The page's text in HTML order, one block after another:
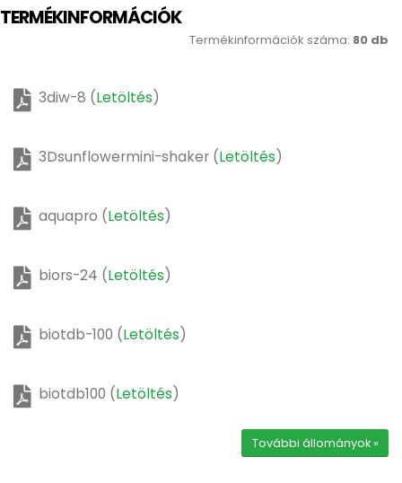
TERMÉKINFORMÁCIÓK
Termékinformációk száma: 80 db
3diw-8 (Letöltés)
3Dsunflowermini-shaker (Letöltés)
aquapro (Letöltés)
biors-24 (Letöltés)
biotdb-100 (Letöltés)
biotdb100 (Letöltés)
További állományok »